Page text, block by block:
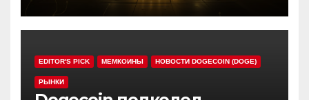
EDITOR'S PICK МЕМКОИНЫ НОВОСТИ DOGECOIN (DOGE)
РЫНКИ